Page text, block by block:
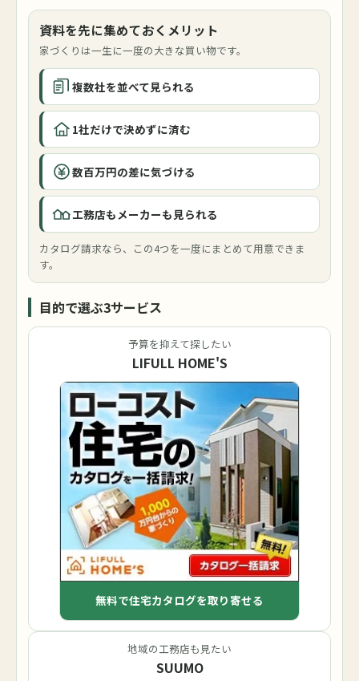
資料を先に集めておくメリット
家づくりは一生に一度の大きな買い物です。
複数社を並べて見られる
1社だけで決めずに済む
数百万円の差に気づける
工務店もメーカーも見られる
カタログ請求なら、この4つを一度にまとめて用意できま
す。
目的で選ぶ3サービス
予算を抑えて探したい
LIFULL HOME'S
無料で住宅カタログを取り寄せる
地域の工務店も見たい
SUUMO